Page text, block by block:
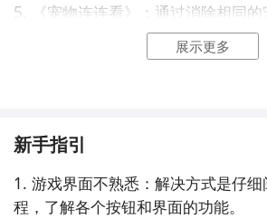
5. 《宠物连连看》：通过消除相同
物，并与它们建立深厚的友谊，共同
7. 《欢乐农庄》：在这个轻松有趣的
设自己的农庄，种植水果和蔬菜，养
们一起分享快乐。
展示更多
新手指引
1. 游戏界面不熟悉：解决方式是仔
程，了解各个按钮和界面的功能。